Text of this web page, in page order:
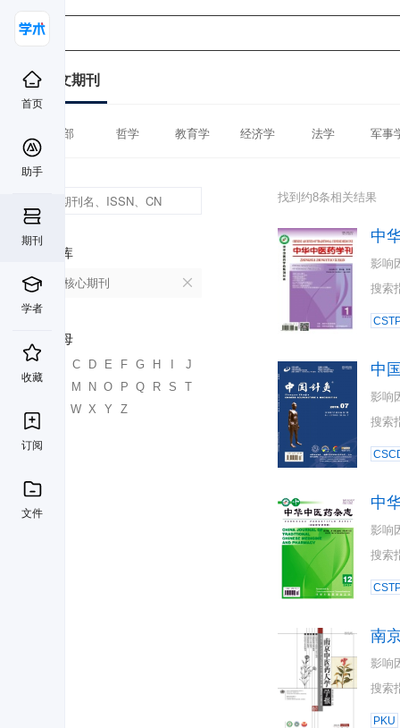
首页
助手
期刊
学者
收藏
订阅
文件
中文期刊
全部 哲学 教育学 经济学 法学 军事
数据库
北大核心期刊
首字母
C D E F G H
J
K
M N O P Q R S
T
W X Y Z
找到约8条相关结果
中
影响
搜索
中
影响
搜索
中
影响
搜索
南
影响
搜索
PKU